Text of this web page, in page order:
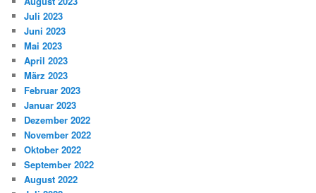
Juli 2023
Juni 2023
Mai 2023
April 2023
März 2023
Februar 2023
Januar 2023
Dezember 2022
November 2022
Oktober 2022
September 2022
August 2022